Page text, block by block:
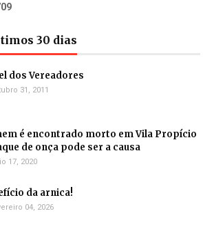
09
30 dias
dos Vereadores
31, 2011
é encontrado morto em Vila Propício
de onça pode ser a causa
17, 2020
da arnica!
04, 2026